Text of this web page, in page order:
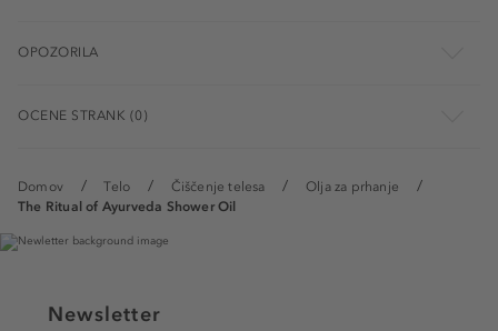
Domov Telo Čiščenje telesa
Olja za prhanje
The Ritual of Ayurveda Shower Oil
OPOZORILA
OCENE STRANK (0)
Newsletter